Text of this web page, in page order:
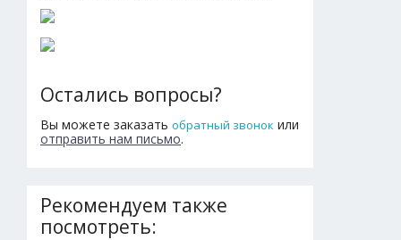
Остались вопросы?
Вы можете заказать обратный звонок или
отправить нам письмо.
Рекомендуем также
посмотреть: